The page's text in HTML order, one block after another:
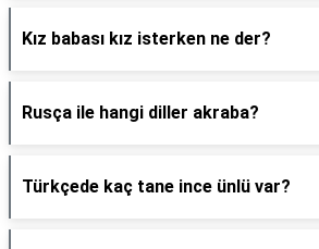
Kız babası kız isterken ne der?
Rusça ile hangi diller akraba?
Türkçede kaç tane ince ünlü var?